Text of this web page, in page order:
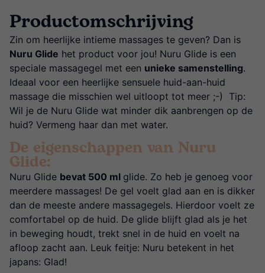
Productomschrijving
Zin om heerlijke intieme massages te geven? Dan is
Nuru Glide het product voor jou! Nuru Glide is een
speciale massagegel met een unieke samenstelling.
Ideaal voor een heerlijke sensuele huid-aan-huid
massage die misschien wel uitloopt tot meer ;-) Tip:
Wil je de Nuru Glide wat minder dik aanbrengen op de
huid? Vermeng haar dan met water.
De eigenschappen van Nuru
Glide:
Nuru Glide bevat 500 ml glide. Zo heb je genoeg voor
meerdere massages! De gel voelt glad aan en is dikker
dan de meeste andere massagegels. Hierdoor voelt ze
comfortabel op de huid. De glide blijft glad als je het
in beweging houdt, trekt snel in de huid en voelt na
afloop zacht aan. Leuk feitje: Nuru betekent in het
japans: Glad!